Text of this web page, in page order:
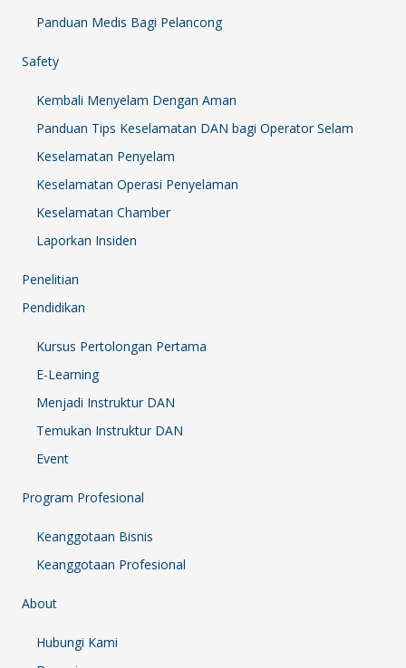
Panduan Medis Bagi Pelancong
Safety
Kembali Menyelam Dengan Aman
Panduan Tips Keselamatan DAN bagi Operator Selam
Keselamatan Penyelam
Keselamatan Operasi Penyelaman
Keselamatan Chamber
Laporkan Insiden
Penelitian
Pendidikan
Kursus Pertolongan Pertama
E-Learning
Menjadi Instruktur DAN
Temukan Instruktur DAN
Event
Program Profesional
Keanggotaan Bisnis
Keanggotaan Profesional
About
Hubungi Kami